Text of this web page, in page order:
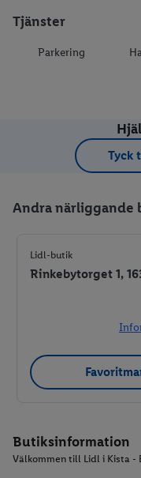
Tjänster
Parkering
Tyck
Andra närliggande
Lidl-butik
Rinkebytorget 1,
Butiksinformation
Välkommen till Lidl i Kista -